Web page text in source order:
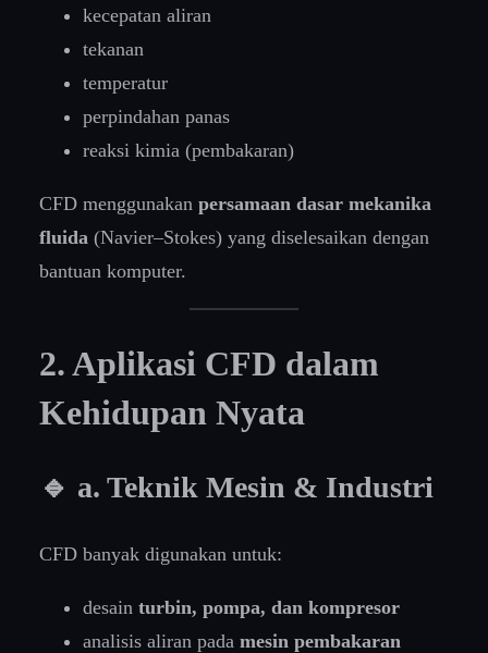
kecepatan aliran
tekanan
temperatur
perpindahan panas
reaksi kimia (pembakaran)
CFD menggunakan persamaan dasar mekanika
fluida (Navier–Stokes) yang diselesaikan dengan
bantuan komputer.
2. Aplikasi CFD dalam
Kehidupan Nyata
🔹 a. Teknik Mesin & Industri
CFD banyak digunakan untuk:
desain turbin, pompa, dan kompresor
analisis aliran pada mesin pembakaran